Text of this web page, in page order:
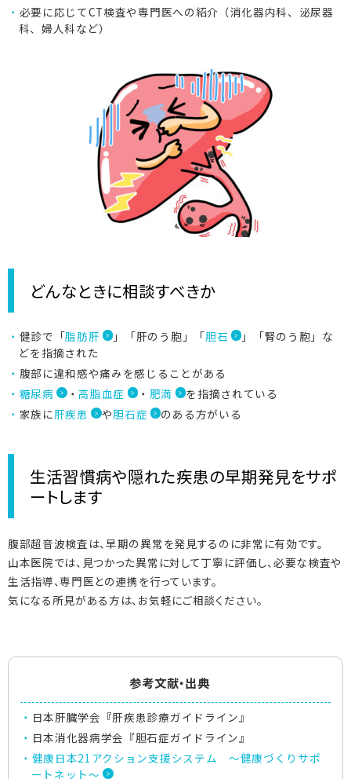
必要に応じてCT検査や専門医への紹介（消化器内科、泌尿器
科、婦人科など）
どんなときに相談すべきか
健診で「脂肪肝 」「肝のう胞」「胆石
」「腎のう胞」な
どを指摘された
腹部に違和感や痛みを感じることがある
糖尿病
・高脂血症 ・ 肥満
を指摘されている
家族に肝疾患 や胆石症 のある方がいる
生活習慣病や隠れた疾患の早期発見をサポ
ートします
腹部超音波検査は、早期の異常を発見するのに非常に有効です。
山本医院では、見つかった異常に対して丁寧に評価し、必要な検査や
生活指導、専門医との連携を行っています。
気になる所見がある方は、お気軽にご相談ください。
参考文献・出典
日本肝臓学会『肝疾患診療ガイドライン』
日本消化器病学会『胆石症ガイドライン』
健康日本21アクション支援システム ～健康づくりサポ
ートネット～